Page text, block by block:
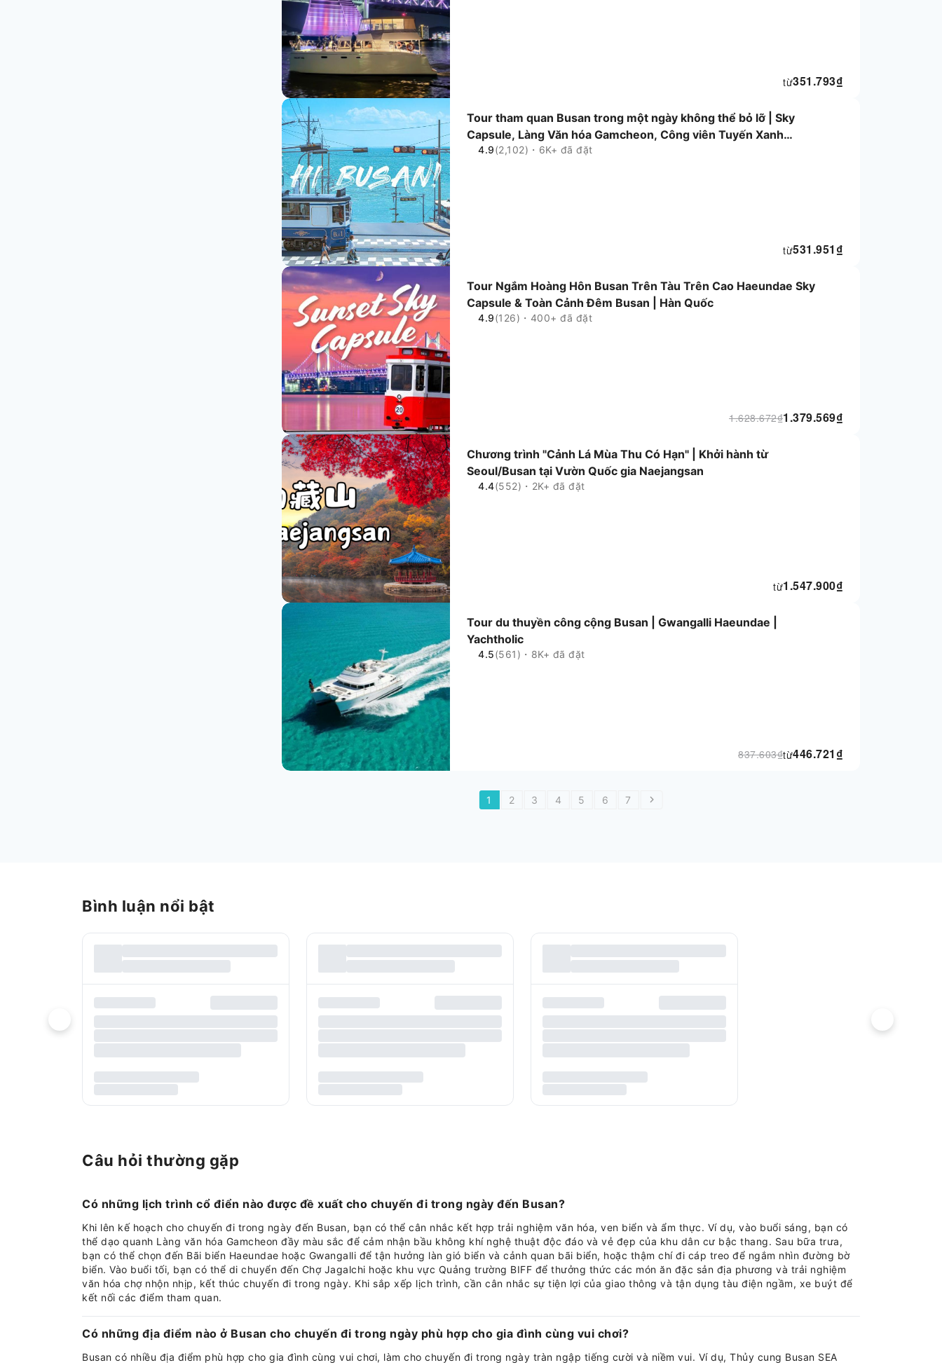
₫
351.793
từ
Tour tham quan Busan trong một ngày không thể bỏ lỡ | Sky
Capsule, Làng Văn hóa Gamcheon, Công viên Tuyến Xanh
Haeundae và các điểm tham quan nổi tiếng khác
4.9(2,102)・6K+ đã đặt
₫
531.951
từ
Tour Ngắm Hoàng Hôn Busan Trên Tàu Trên Cao Haeundae Sky
Capsule & Toàn Cảnh Đêm Busan | Hàn Quốc
4.9(126)・400+ đã đặt
₫
1.379.569
₫
1.628.672
Chương trình "Cảnh Lá Mùa Thu Có Hạn" | Khởi hành từ
Seoul/Busan tại Vườn Quốc gia Naejangsan
4.4(552)・2K+ đã đặt
₫
1.547.900
từ
Tour du thuyền công cộng Busan | Gwangalli Haeundae |
Yachtholic
4.5(561)・8K+ đã đặt
₫
446.721
từ
₫
837.603
1 2 3 4 5 6 7
Bình luận nổi bật
Câu hỏi thường gặp
Có những lịch trình cổ điển nào được đề xuất cho chuyến đi trong ngày đến Busan?
Khi lên kế hoạch cho chuyến đi trong ngày đến Busan, bạn có thể cân nhắc kết hợp trải nghiệm văn hóa, ven biển và ẩm thực. Ví dụ, vào buổi sáng, bạn có
thể dạo quanh Làng văn hóa Gamcheon đầy màu sắc để cảm nhận bầu không khí nghệ thuật độc đáo và vẻ đẹp của khu dân cư bậc thang. Sau bữa trưa,
bạn có thể chọn đến Bãi biển Haeundae hoặc Gwangalli để tận hưởng làn gió biển và cảnh quan bãi biển, hoặc thậm chí đi cáp treo để ngắm nhìn đường bờ
biển. Vào buổi tối, bạn có thể di chuyển đến Chợ Jagalchi hoặc khu vực Quảng trường BIFF để thưởng thức các món ăn đặc sản địa phương và trải nghiệm
văn hóa chợ nhộn nhịp, kết thúc chuyến đi trong ngày. Khi sắp xếp lịch trình, cần cân nhắc sự tiện lợi của giao thông và tận dụng tàu điện ngầm, xe buýt để
kết nối các điểm tham quan.
Có những địa điểm nào ở Busan cho chuyến đi trong ngày phù hợp cho gia đình cùng vui chơi?
Busan có nhiều địa điểm phù hợp cho gia đình cùng vui chơi, làm cho chuyến đi trong ngày tràn ngập tiếng cười và niềm vui. Ví dụ, Thủy cung Busan SEA